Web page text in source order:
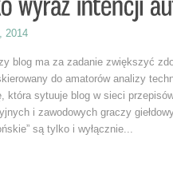
2014
blog ma za zadanie zwiększyć
do amatorów analizy
która sytuuje blog w sieci
i zawodowych graczy
są tylko i wyłącznie...